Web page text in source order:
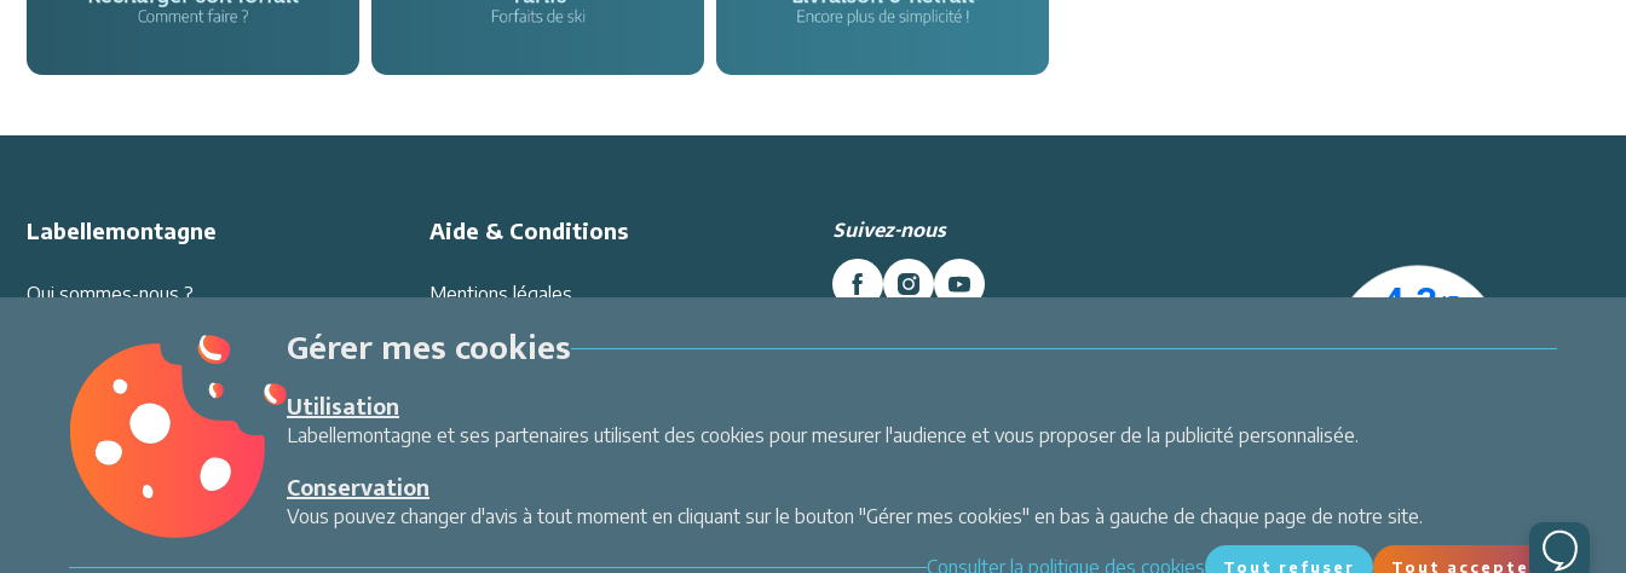
Labellemontagne
Qui sommes-nous ?
Partenariats
Ambassadeurs
Presse
Contact
Aide & Conditions
Mentions légales
Protection des données
Conditions Générales de Vente
Environnement
Suivez-nous
Gérer mes cookies
Utilisation
Labellemontagne et ses partenaires utilisent des cookies pour mesurer l'audience et vous proposer de la publicité personnalisée.
Conservation
Vous pouvez changer d'avis à tout moment en cliquant sur le bouton "Gérer mes cookies" en bas à gauche de chaque page de notre site.
Consulter la politique des cookies Tout refuser Tout accepter